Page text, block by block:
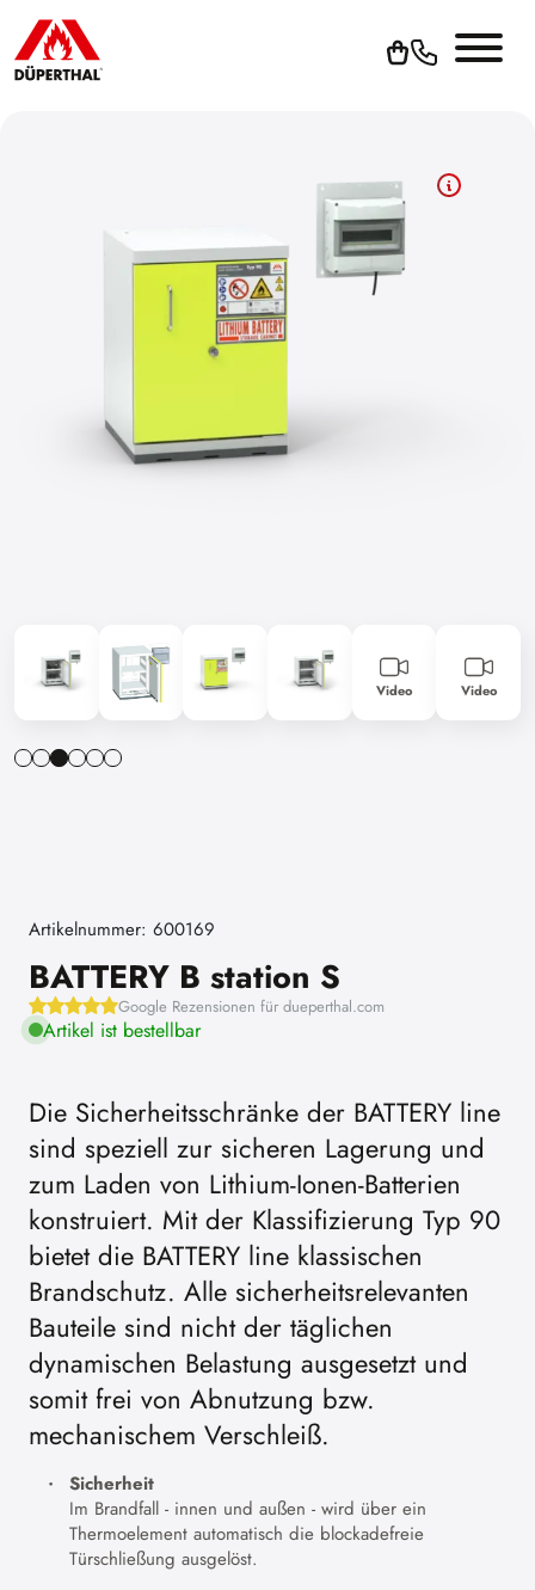
Um YouTube-Videos abspielen zu können, müssen Sie vorher
die Werbe-Cookies akzeptieren.
Cookies akzeptieren
Zur Datenschutzerklärung
Video Video
Artikelnummer: 600169
BATTERY B station S
Google Rezensionen für dueperthal.com
Artikel ist bestellbar
Die Sicherheitsschränke der BATTERY line
sind speziell zur sicheren Lagerung und
zum Laden von Lithium-Ionen-Batterien
konstruiert. Mit der Klassifizierung Typ 90
bietet die BATTERY line klassischen
Brandschutz. Alle sicherheitsrelevanten
Bauteile sind nicht der täglichen
dynamischen Belastung ausgesetzt und
somit frei von Abnutzung bzw.
mechanischem Verschleiß.
Sicherheit
Im Brandfall - innen und außen - wird über ein
Thermoelement automatisch die blockadefreie
Türschließung ausgelöst.